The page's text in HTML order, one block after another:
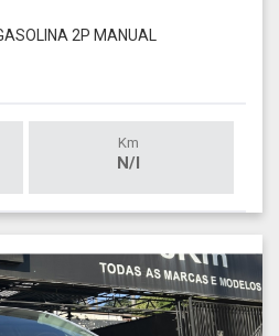
2P MANUAL
Km
N/I